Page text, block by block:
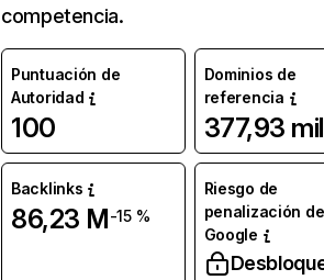
competencia.
Puntuación de
Autoridad
100
Dominios de
referencia
377,93 mil
Backlinks
86,23 M-15 %
Riesgo de
penalización de
Google